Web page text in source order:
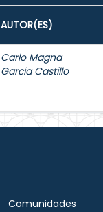
AUTOR(ES)
Carlo Magna
García Castillo
Comunidades